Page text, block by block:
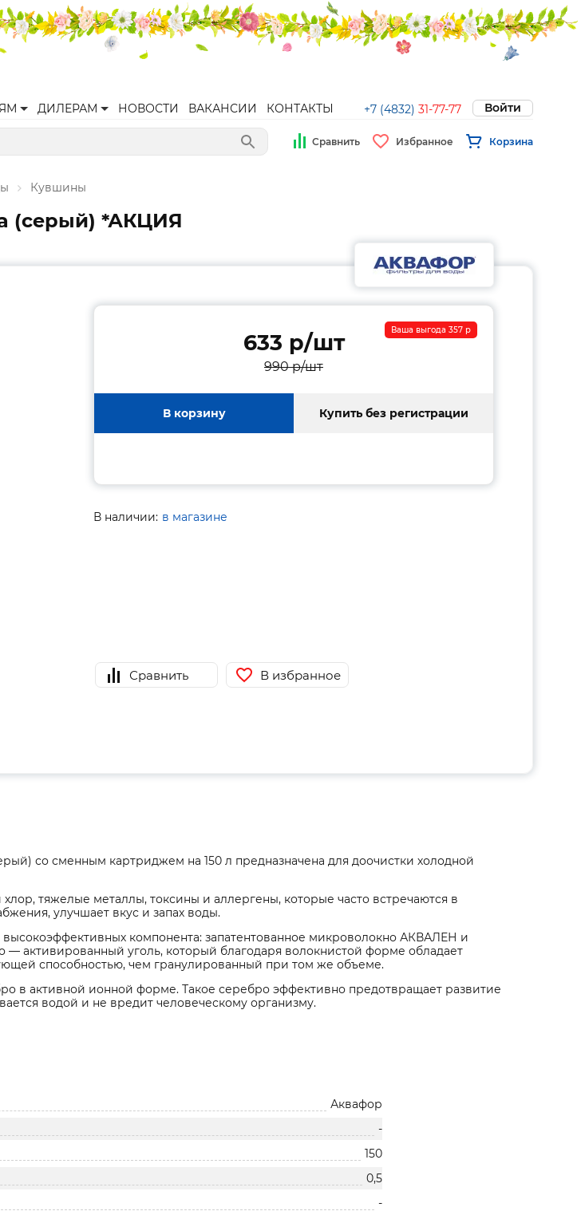
ДИЛЕРАМ НОВОСТИ ВАКАНСИИ КОНТАКТЫ +7 (4832) 31-77-77 Войти
Сравнить Избранное Корзина
Кувшины
(серый) *АКЦИЯ
633 p/шт
990 p/шт
Ваша выгода 357 p
В корзину Купить без регистрации
В наличии: в магазине
Сравнить В избранное
со сменным картриджем на 150 л предназначена для доочистки холодной
тяжелые металлы, токсины и аллергены, которые часто встречаются в
улучшает вкус и запах воды.
компонента: запатентованное микроволокно АКВАЛЕН и
— активированный уголь, который благодаря волокнистой форме обладает
способностью, чем гранулированный при том же объеме.
в активной ионной форме. Такое серебро эффективно предотвращает развитие
водой и не вредит человеческому организму.
Аквафор
-
150
0,5
-